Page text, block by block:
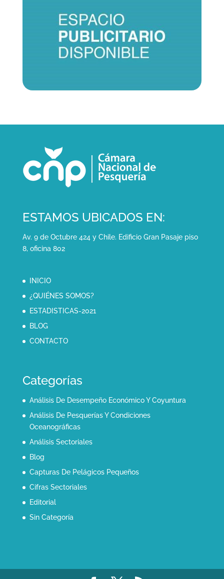
ESTAMOS UBICADOS EN:
Av. 9 de Octubre 424 y Chile. Edificio Gran Pasaje piso
8, oficina 802
INICIO
¿QUIÉNES SOMOS?
ESTADISTICAS-2021
BLOG
CONTACTO
Categorías
Análisis De Desempeño Económico Y Coyuntura
Análisis De Pesquerías Y Condiciones
Oceanográficas
Análisis Sectoriales
Blog
Capturas De Pelágicos Pequeños
Cifras Sectoriales
Editorial
Sin Categoría